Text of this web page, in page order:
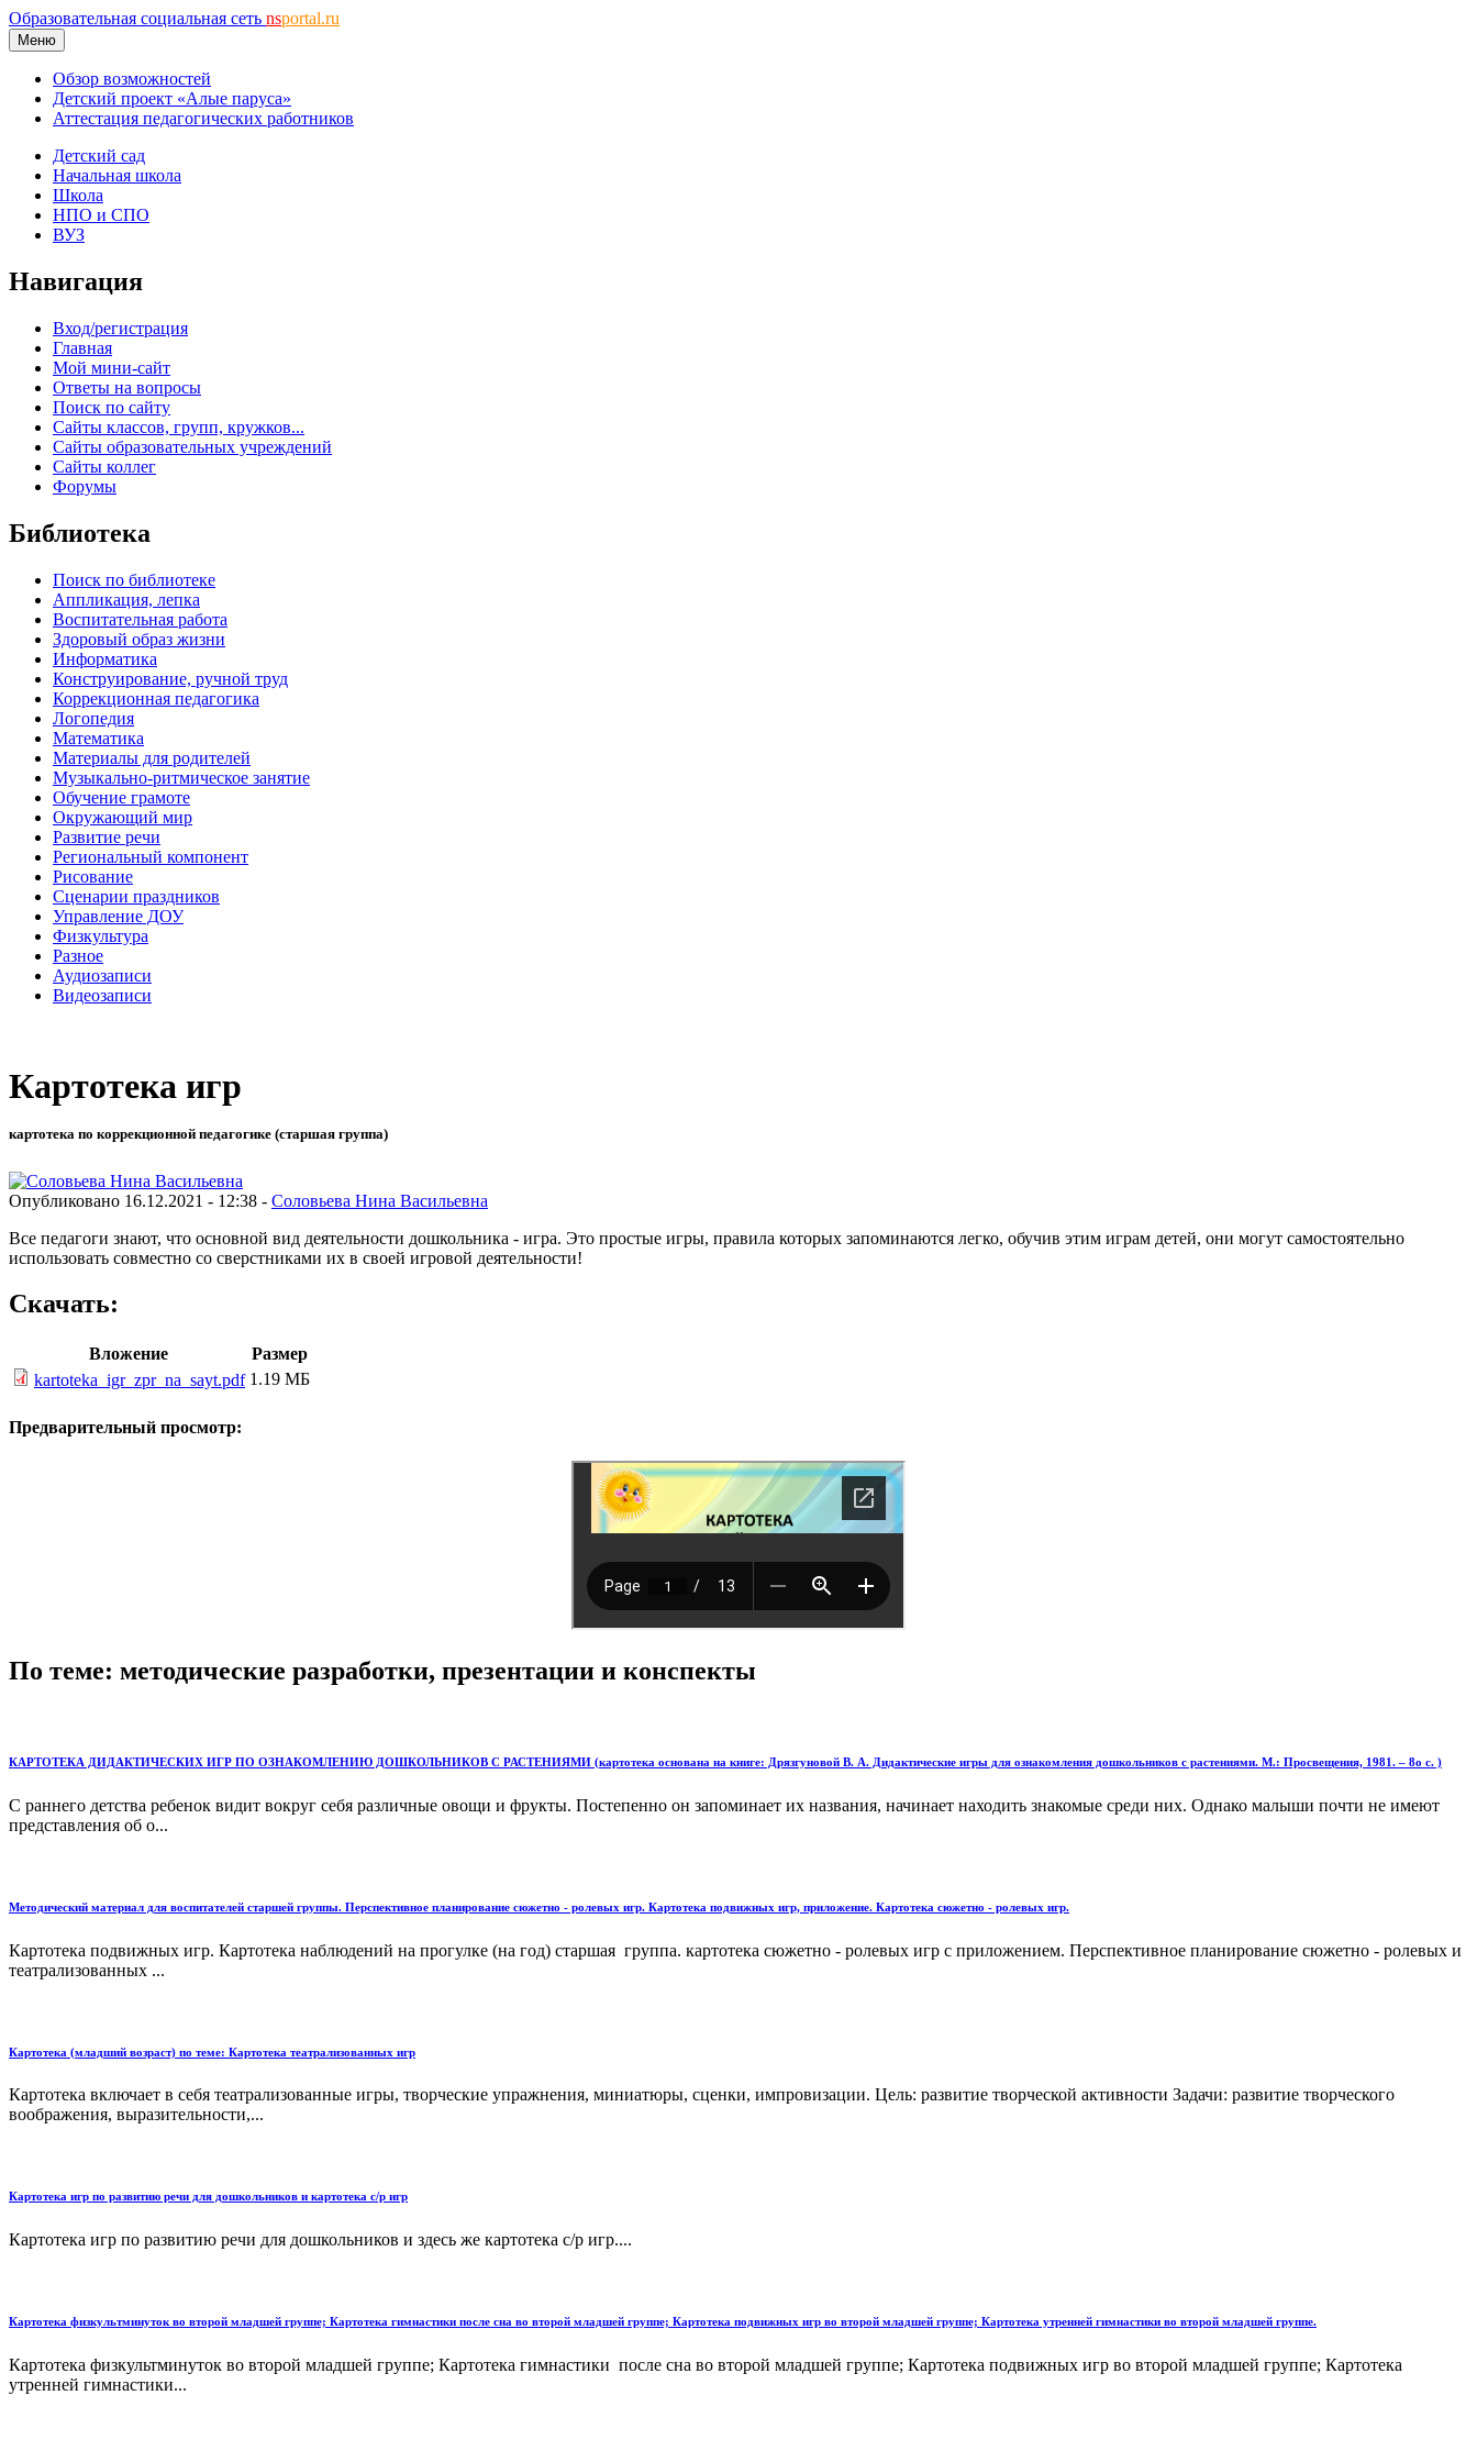
Образовательная социальная сеть nsportal.ru
Меню
Обзор возможностей
Детский проект «Алые паруса»
Аттестация педагогических работников
Детский сад
Начальная школа
Школа
НПО и СПО
ВУЗ
Навигация
Вход/регистрация
Главная
Мой мини-сайт
Ответы на вопросы
Поиск по сайту
Сайты классов, групп, кружков...
Сайты образовательных учреждений
Сайты коллег
Форумы
Библиотека
Поиск по библиотеке
Аппликация, лепка
Воспитательная работа
Здоровый образ жизни
Информатика
Конструирование, ручной труд
Коррекционная педагогика
Логопедия
Математика
Материалы для родителей
Музыкально-ритмическое занятие
Обучение грамоте
Окружающий мир
Развитие речи
Региональный компонент
Рисование
Сценарии праздников
Управление ДОУ
Физкультура
Разное
Аудиозаписи
Видеозаписи
Картотека игр
картотека по коррекционной педагогике (старшая группа)
Опубликовано 16.12.2021 - 12:38 - Соловьева Нина Васильевна
Все педагоги знают, что основной вид деятельности дошкольника - игра. Это простые игры, правила которых запоминаются легко, обучив этим играм детей, они могут самостоятельно
использовать совместно со сверстниками их в своей игровой деятельности!
Скачать:
Вложение
Размер
kartoteka_igr_zpr_na_sayt.pdf 1.19 МБ
Предварительный просмотр:
По теме: методические разработки, презентации и конспекты
КАРТОТЕКА ДИДАКТИЧЕСКИХ ИГР ПО ОЗНАКОМЛЕНИЮ ДОШКОЛЬНИКОВ С РАСТЕНИЯМИ (картотека основана на книге: Дрязгуновой В. А. Дидактические игры для ознакомления дошкольников с растениями. М.: Просвещения, 1981. – 8о с. )
С раннего детства ребенок видит вокруг себя раз­личные овощи и фрукты. Постепенно он запоминает их названия, начинает находить знакомые среди них. Однако малыши почти не имеют
представления об о...
Методический материал для воспитателей старшей группы. Перспективное планирование сюжетно - ролевых игр. Картотека подвижных игр, приложение. Картотека сюжетно - ролевых игр.
Картотека подвижных игр. Картотека наблюдений на прогулке (на год) старшая группа. картотека сюжетно - ролевых игр с приложением. Перспективное планирование сюжетно - ролевых и
театрализованных ...
Картотека (младший возраст) по теме: Картотека театрализованных игр
Картотека включает в себя театрализованные игры, творческие упражнения, миниатюры, сценки, импровизации. Цель: развитие творческой активности Задачи: развитие творческого
воображения, выразительности,...
Картотека игр по развитию речи для дошкольников и картотека с/р игр
Картотека игр по развитию речи для дошкольников и здесь же картотека с/р игр....
Картотека физкультминуток во второй младшей группе; Картотека гимнастики после сна во второй младшей группе; Картотека подвижных игр во второй младшей группе; Картотека утренней гимнастики во второй младшей группе.
Картотека физкультминуток во второй младшей группе; Картотека гимнастики после сна во второй младшей группе; Картотека подвижных игр во второй младшей группе; Картотека
утренней гимнастики...